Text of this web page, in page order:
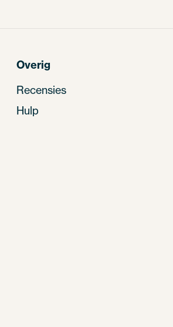
Overig
Recensies
Hulp